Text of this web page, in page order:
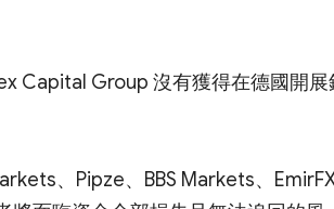
Capital Group 沒有獲得在德國開展
、Pipze、BBS Markets、